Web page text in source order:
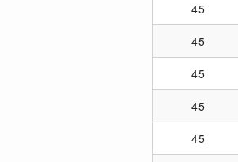
45
45
45
45
45